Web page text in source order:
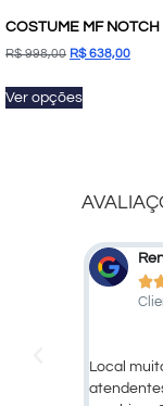
COSTUME MF
R$998,00 R$638,00
Ver opções

Local